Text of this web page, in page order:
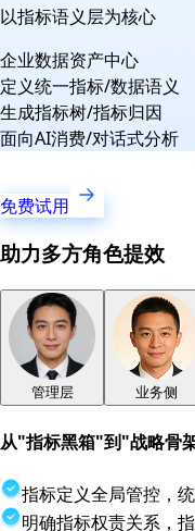
以指标语义层为核心
企业数据资产中心
定义统一指标/数据语义
生成指标树/指标归因
面向AI消费/对话式分析
免费试用
助力多方角色提效
管理层 业务侧
从"指标黑箱"到"战略骨
指标定义全局管控，
明确指标权责关系，